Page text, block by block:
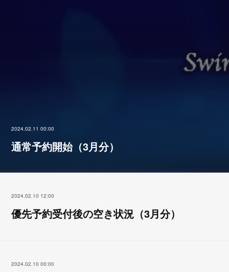
2024.02.11 00:00
通常予約開始（3月分）
2024.02.10 12:00
優先予約受付後の空き状況（3月分）
2024.02.10 00:00